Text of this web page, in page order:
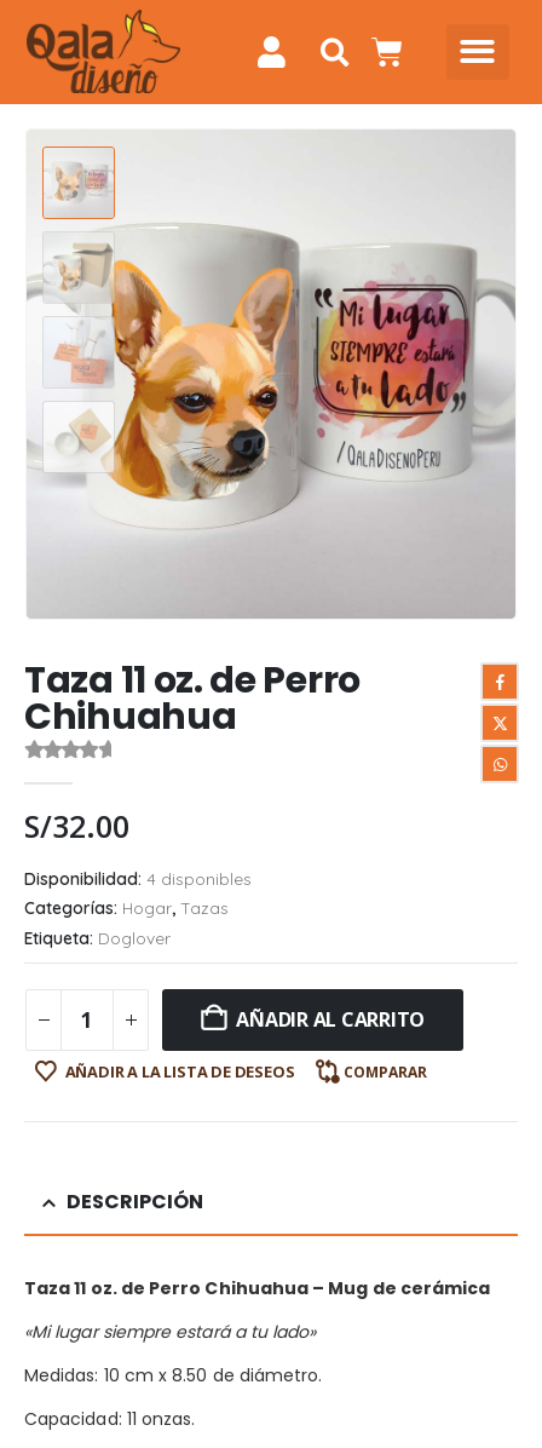
Taza 11 oz. de Perro
Chihuahua
S/32.00
Disponibilidad: 4 disponibles
Categorías: Hogar, Tazas
Etiqueta: Doglover
AÑADIR AL CARRITO
AÑADIR A LA LISTA DE DESEOS COMPARAR
DESCRIPCIÓN
Taza 11 oz. de Perro Chihuahua – Mug de cerámica
«Mi lugar siempre estará a tu lado»
Medidas: 10 cm x 8.50 de diámetro.
Capacidad: 11 onzas.